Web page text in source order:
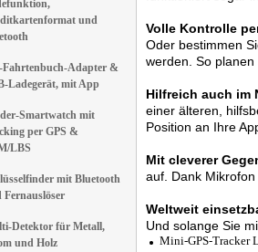
und
Fahrtenbuch-Adapter &
Ladegerät, mit App
Smartwatch mit
per GPS &
LBS
mit Bluetooth
Fernauslöser
Detektor für Metall,
und Holz
Volle Kontrolle
Oder bestimmen
werden. So
Hilfreich auch im
einer älteren,
Position an Ihre
Mit cleverer
auf. Dank
Weltweit
Und solange Sie
Mini-GPS-Tracker